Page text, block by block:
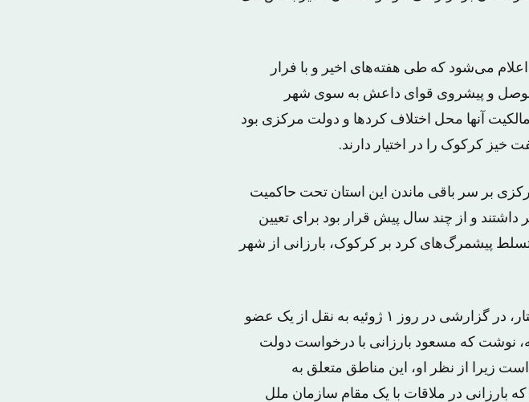
می‌شود که طی هفته‌های اخیر و با فرار
و پیشروی قوای داعش به سوی شهر
آنها محل اختلاف کردها و دولت مرکزی بود
کرکوک را در اختیار دارند.
بر سر باقی ماندن این استان تحت حاکمیت
و از چند سال پیش قرار بود برای تعیین
پیشمرگ‌های کرد بر کرکوک، بارزانی از شهر
همزمان، خبرگزاری کوردپرس، متعلق به اقلیم خودمختار، در گزارشی در روز ١ ژوئیه به نقل از یک عضو
نوشت که مسعود بارزانی با درخواست دولت
زیرا از نظر او، این مناطق متعلق به
بارزانی در ملاقات با یک مقام سازمان ملل